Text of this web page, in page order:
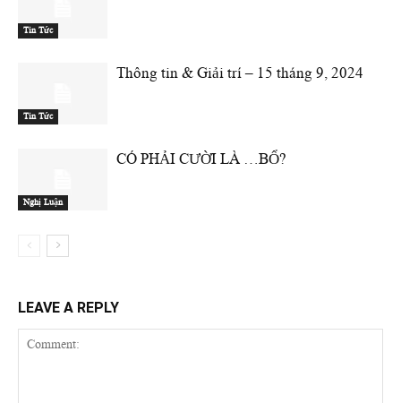
Tin Tức
Tin Tức
Thông tin & Giải trí – 15 tháng 9, 2024
Nghị Luận
CÓ PHẢI CƯỜI LÀ …BỔ?
LEAVE A REPLY